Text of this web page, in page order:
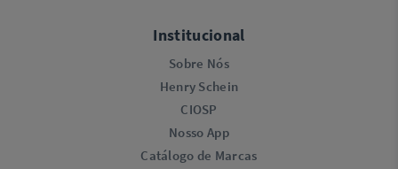
Institucional
Sobre Nós
Henry Schein
CIOSP
Nosso App
Catálogo de Marcas